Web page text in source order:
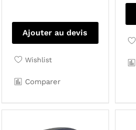
Ajouter au devis
Wishlist
Comparer